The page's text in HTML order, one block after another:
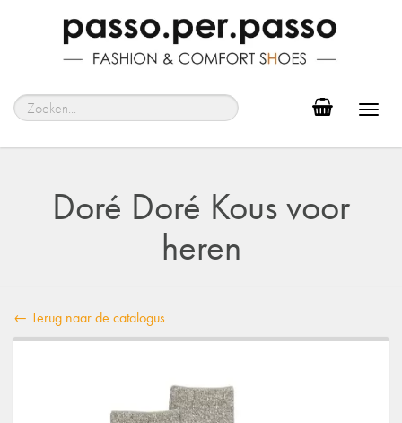
Doré Doré Kous voor
heren
← Terug naar de catalogus